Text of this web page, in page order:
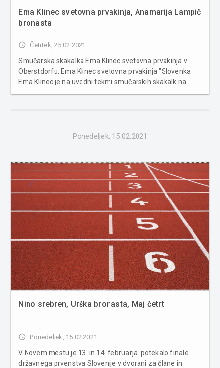
Ema Klinec svetovna prvakinja, Anamarija Lampič
bronasta
access_time Četrtek, 25.02.2021
Smučarska skakalka Ema Klinec svetovna prvakinja v
Oberstdorfu. Ema Klinec svetovna prvakinja "Slovenka
Ema Klinec je na uvodni tekmi smučarskih skakalk na
Ponedeljek, 15.02.2021
Nino srebren, Urška bronasta, Maj četrti
access_time Ponedeljek, 15.02.2021
V Novem mestu je 13. in 14. februarja, potekalo finale
državnega prvenstva Slovenije v dvorani za člane in